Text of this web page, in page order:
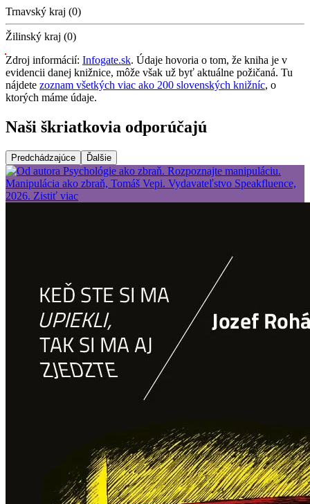
Trnavský kraj (0)
Žilinský kraj (0)
Zdroj informácií: Infogate.sk. Údaje hovoria o tom, že kniha je v
evidencii danej knižnice, môže však už byť aktuálne požičaná. Tu
nájdete zoznam všetkých viac ako 200 slovenských knižníc, o
ktorých máme údaje.
Naši škriatkovia odporúčajú
Predchádzajúce Ďalšie